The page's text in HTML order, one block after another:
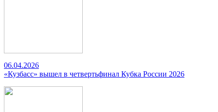
06.04.2026
«Кузбасс» вышел в четвертьфинал Кубка России 2026